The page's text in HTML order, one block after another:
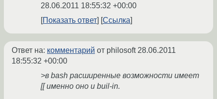
28.06.2011 18:55:32 +00:00
Показать ответ
Ссылка
Ответ на: комментарий от philosoft 28.06.2011
18:55:32 +00:00
>в bash расширенные возможности имеет
[[ именно оно и buil-in.